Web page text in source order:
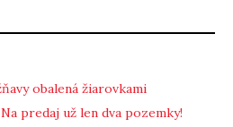
obalená žiarovkami
predaj už len dva pozemky!